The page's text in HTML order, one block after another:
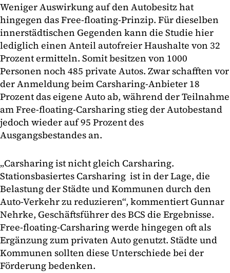
Weniger Auswirkung auf den Autobesitz hat
hingegen das Free-floating-Prinzip. Für dieselben
innerstädtischen Gegenden kann die Studie hier
lediglich einen Anteil autofreier Haushalte von 32
Prozent ermitteln. Somit besitzen von 1000
Personen noch 485 private Autos. Zwar schafften vor
der Anmeldung beim Carsharing-Anbieter 18
Prozent das eigene Auto ab, während der Teilnahme
am Free-floating-Carsharing stieg der Autobestand
jedoch wieder auf 95 Prozent des
Ausgangsbestandes an.
„Carsharing ist nicht gleich Carsharing.
Stationsbasiertes Carsharing ist in der Lage, die
Belastung der Städte und Kommunen durch den
Auto-Verkehr zu reduzieren“, kommentiert Gunnar
Nehrke, Geschäftsführer des BCS die Ergebnisse.
Free-floating-Carsharing werde hingegen oft als
Ergänzung zum privaten Auto genutzt. Städte und
Kommunen sollten diese Unterschiede bei der
Förderung bedenken.